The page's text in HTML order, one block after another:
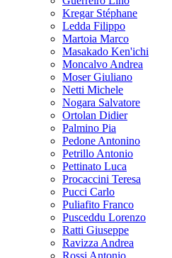
Kregar Stéphane
Ledda Filippo
Martoia Marco
Masakado Ken'ichi
Moncalvo Andrea
Moser Giuliano
Netti Michele
Nogara Salvatore
Ortolan Didier
Palmino Pia
Pedone Antonino
Petrillo Antonio
Pettinato Luca
Procaccini Teresa
Pucci Carlo
Puliafito Franco
Pusceddu Lorenzo
Ratti Giuseppe
Ravizza Andrea
Rossi Antonio